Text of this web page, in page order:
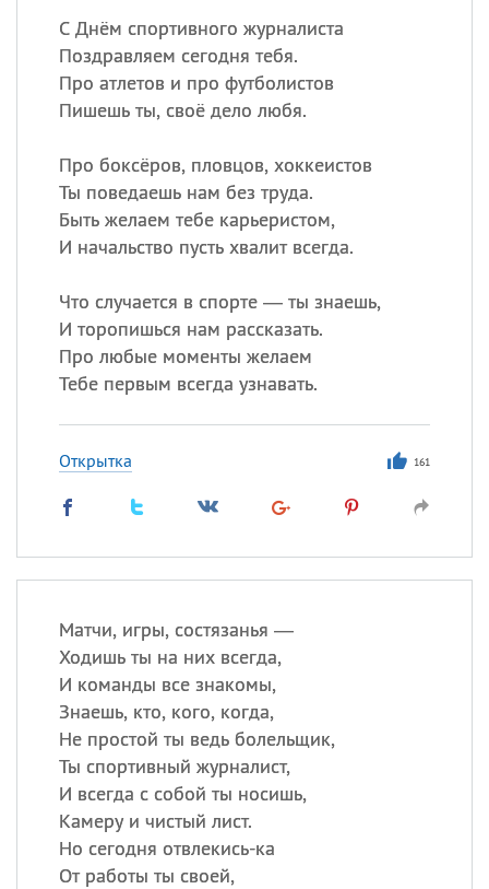
С Днём спортивного журналиста
Поздравляем сегодня тебя.
Про атлетов и про футболистов
Пишешь ты, своё дело любя.
Про боксёров, пловцов, хоккеистов
Ты поведаешь нам без труда.
Быть желаем тебе карьеристом,
И начальство пусть хвалит всегда.
Что случается в спорте — ты знаешь,
И торопишься нам рассказать.
Про любые моменты желаем
Тебе первым всегда узнавать.
Открытка 161
Матчи, игры, состязанья —
Ходишь ты на них всегда,
И команды все знакомы,
Знаешь, кто, кого, когда,
Не простой ты ведь болельщик,
Ты спортивный журналист,
И всегда с собой ты носишь,
Камеру и чистый лист.
Но сегодня отвлекись-ка
От работы ты своей,